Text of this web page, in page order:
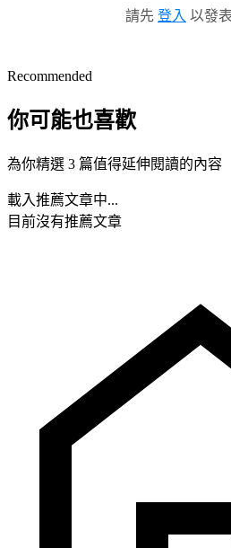
請先 登入 以發
Recommended
你可能也喜歡
為你精選 3 篇值得延伸閱讀的內容
載入推薦文章中...
目前沒有推薦文章